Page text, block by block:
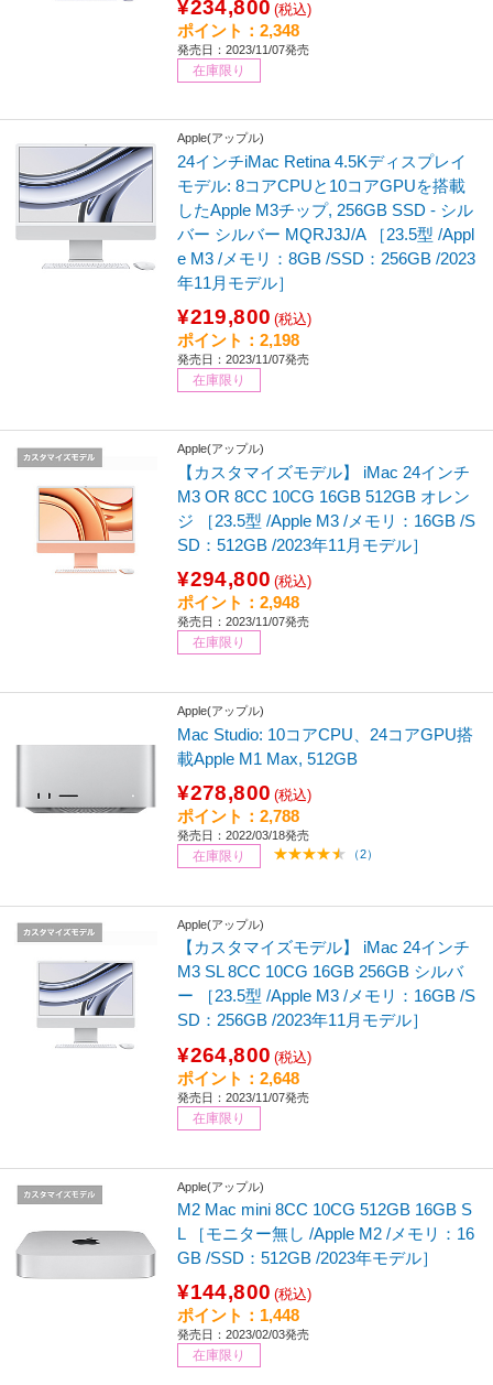
¥234,800 (税込)
ポイント：2,348
発売日：2023/11/07発売
在庫限り
Apple(アップル)
24インチiMac Retina 4.5Kディスプレイ
モデル: 8コアCPUと10コアGPUを搭載
したApple M3チップ, 256GB SSD - シル
バー シルバー MQRJ3J/A ［23.5型 /Appl
e M3 /メモリ：8GB /SSD：256GB /2023
年11月モデル］
¥219,800 (税込)
ポイント：2,198
発売日：2023/11/07発売
在庫限り
Apple(アップル)
【カスタマイズモデル】 iMac 24インチ
M3 OR 8CC 10CG 16GB 512GB オレン
ジ ［23.5型 /Apple M3 /メモリ：16GB /S
SD：512GB /2023年11月モデル］
¥294,800 (税込)
ポイント：2,948
発売日：2023/11/07発売
在庫限り
Apple(アップル)
Mac Studio: 10コアCPU、24コアGPU搭
載Apple M1 Max, 512GB
¥278,800 (税込)
ポイント：2,788
発売日：2022/03/18発売
在庫限り （2）
Apple(アップル)
【カスタマイズモデル】 iMac 24インチ
M3 SL 8CC 10CG 16GB 256GB シルバ
ー ［23.5型 /Apple M3 /メモリ：16GB /S
SD：256GB /2023年11月モデル］
¥264,800 (税込)
ポイント：2,648
発売日：2023/11/07発売
在庫限り
Apple(アップル)
M2 Mac mini 8CC 10CG 512GB 16GB S
L ［モニター無し /Apple M2 /メモリ：16
GB /SSD：512GB /2023年モデル］
¥144,800 (税込)
ポイント：1,448
発売日：2023/02/03発売
在庫限り